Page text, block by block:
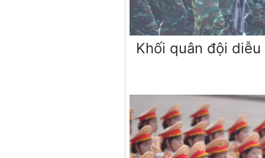
Khối quân đội